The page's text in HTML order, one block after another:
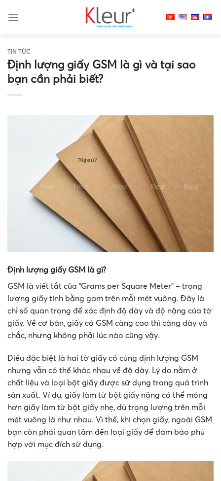
TIN TỨC
Định lượng giấy GSM là gì và tại sao
bạn cần phải biết?
Định lượng giấy GSM là gì?
GSM là viết tắt của “Grams per Square Meter” – trọng
lượng giấy tính bằng gam trên mỗi mét vuông. Đây là
chỉ số quan trọng để xác định độ dày và độ nặng của tờ
giấy. Về cơ bản, giấy có GSM càng cao thì càng dày và
chắc, nhưng không phải lúc nào cũng vậy.
Điều đặc biệt là hai tờ giấy có cùng định lượng GSM
nhưng vẫn có thể khác nhau về độ dày. Lý do nằm ở
chất liệu và loại bột giấy được sử dụng trong quá trình
sản xuất. Ví dụ, giấy làm từ bột giấy nặng có thể mỏng
hơn giấy làm từ bột giấy nhẹ, dù trọng lượng trên mỗi
mét vuông là như nhau. Vì thế, khi chọn giấy, ngoài GSM
bạn còn phải quan tâm đến loại giấy để đảm bảo phù
hợp với mục đích sử dụng.